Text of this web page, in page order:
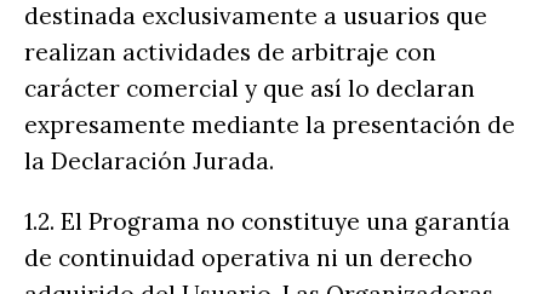
destinada exclusivamente a usuarios que
realizan actividades de arbitraje con
carácter comercial y que así lo declaran
expresamente mediante la presentación de
la Declaración Jurada.
1.2. El Programa no constituye una garantía
de continuidad operativa ni un derecho